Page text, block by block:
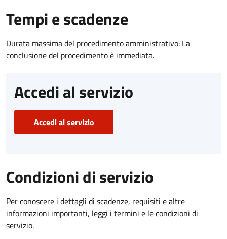
Tempi e scadenze
Durata massima del procedimento amministrativo: La
conclusione del procedimento è immediata.
Accedi al servizio
Accedi al servizio
Condizioni di servizio
Per conoscere i dettagli di scadenze, requisiti e altre
informazioni importanti, leggi i termini e le condizioni di
servizio.